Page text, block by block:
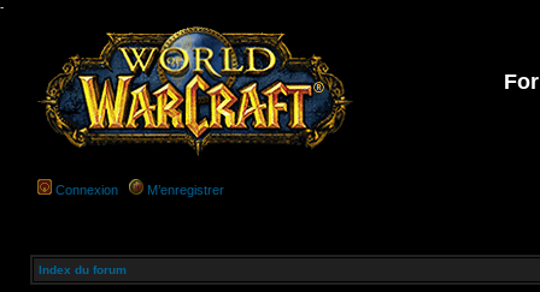
-
Connexion M’enregistrer
Index du forum